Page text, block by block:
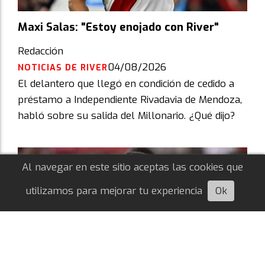
Maxi Salas: "Estoy enojado con River"
Redacción
NOTICIAS DE RIVER04/08/2026
El delantero que llegó en condición de cedido a
préstamo a Independiente Rivadavia de Mendoza,
habló sobre su salida del Millonario. ¿Qué dijo?
Al navegar en este sitio aceptas las cookies que
utilizamos para mejorar tu experiencia
Ok
Escuchá esta nota